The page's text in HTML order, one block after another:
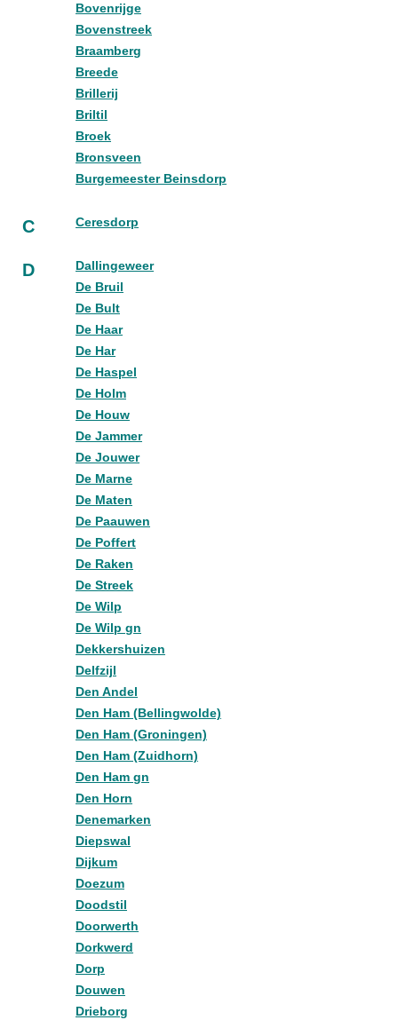
Bovenrijge
Bovenstreek
Braamberg
Breede
Brillerij
Briltil
Broek
Bronsveen
Burgemeester Beinsdorp
C Ceresdorp
D
Dallingeweer
De Bruil
De Bult
De Haar
De Har
De Haspel
De Holm
De Houw
De Jammer
De Jouwer
De Marne
De Maten
De Paauwen
De Poffert
De Raken
De Streek
De Wilp
De Wilp gn
Dekkershuizen
Delfzijl
Den Andel
Den Ham (Bellingwolde)
Den Ham (Groningen)
Den Ham (Zuidhorn)
Den Ham gn
Den Horn
Denemarken
Diepswal
Dijkum
Doezum
Doodstil
Doorwerth
Dorkwerd
Dorp
Douwen
Drieborg